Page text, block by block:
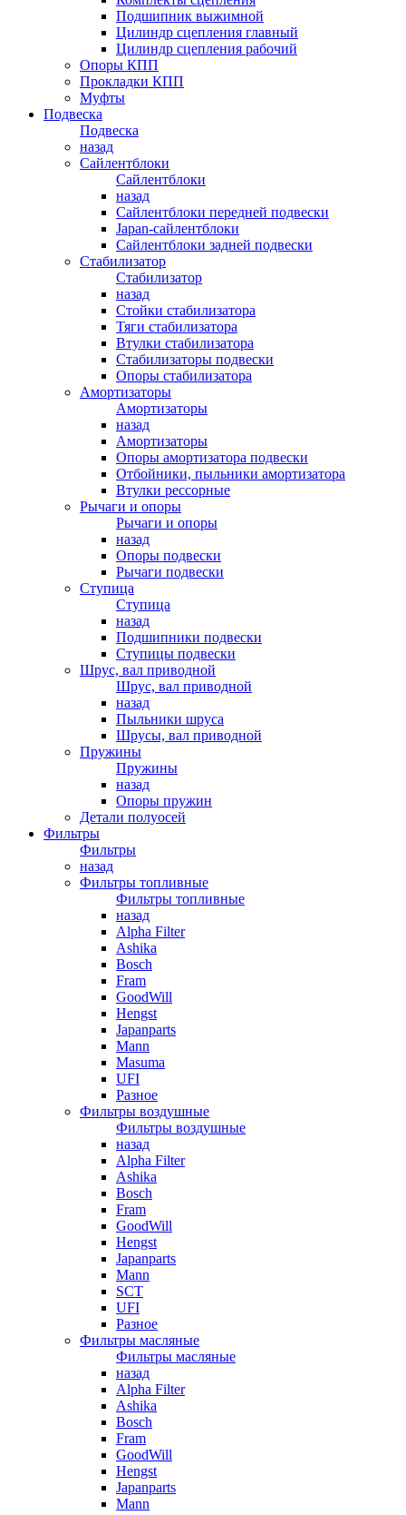
Подшипник выжимной
Цилиндр сцепления главный
Цилиндр сцепления рабочий
Опоры КПП
Прокладки КПП
Муфты
Подвеска
Подвеска
назад
Сайлентблоки
Сайлентблоки
назад
Сайлентблоки передней подвески
Japan-сайлентблоки
Сайлентблоки задней подвески
Стабилизатор
Стабилизатор
назад
Стойки стабилизатора
Тяги стабилизатора
Втулки стабилизатора
Стабилизаторы подвески
Опоры стабилизатора
Амортизаторы
Амортизаторы
назад
Амортизаторы
Опоры амортизатора подвески
Отбойники, пыльники амортизатора
Втулки рессорные
Рычаги и опоры
Рычаги и опоры
назад
Опоры подвески
Рычаги подвески
Ступица
Ступица
назад
Подшипники подвески
Ступицы подвески
Шрус, вал приводной
Шрус, вал приводной
назад
Пыльники шруса
Шрусы, вал приводной
Пружины
Пружины
назад
Опоры пружин
Детали полуосей
Фильтры
Фильтры
назад
Фильтры топливные
Фильтры топливные
назад
Alpha Filter
Ashika
Bosch
Fram
GoodWill
Hengst
Japanparts
Mann
Masuma
UFI
Разное
Фильтры воздушные
Фильтры воздушные
назад
Alpha Filter
Ashika
Bosch
Fram
GoodWill
Hengst
Japanparts
Mann
SCT
UFI
Разное
Фильтры масляные
Фильтры масляные
назад
Alpha Filter
Ashika
Bosch
Fram
GoodWill
Hengst
Japanparts
Mann